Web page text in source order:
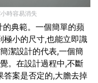
時容易消失
典範。一個簡單的蘋
極小的尺寸,也能立即識
潔設計的代表,一個簡
。在設計過程中,不斷
答案是否定的,大膽去掉